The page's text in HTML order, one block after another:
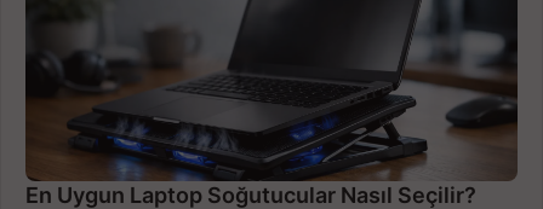
En Uygun Laptop Soğutucular Nasıl Seçilir?